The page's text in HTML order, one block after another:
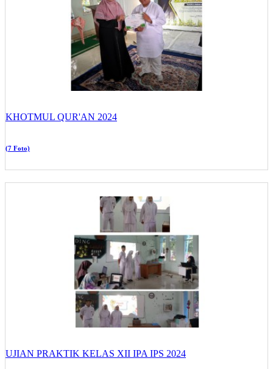
KHOTMUL QUR'AN 2024
(7 Foto)
UJIAN PRAKTIK KELAS XII IPA IPS 2024